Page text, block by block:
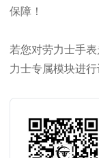
保障！
若您对劳力士手
力士专属模块进行